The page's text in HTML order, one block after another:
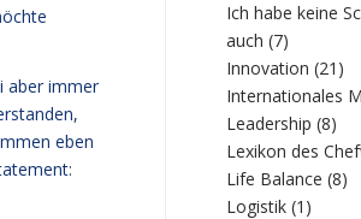
aber immer
eben
Ich habe keine
auch (7)
Innovation (21)
Internationales
Leadership (8)
Lexikon des
Life Balance (8)
Logistik (1)